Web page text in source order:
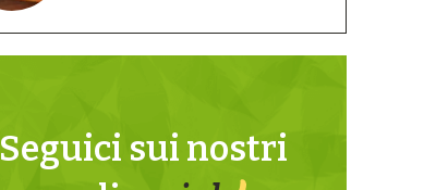
Seguici sui nostri